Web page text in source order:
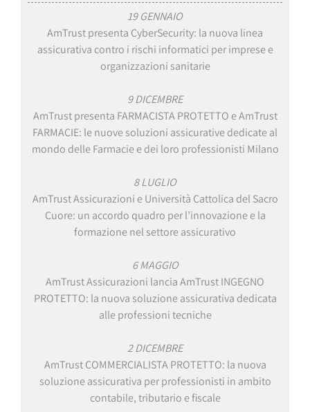
19 GENNAIO
AmTrust presenta CyberSecurity: la nuova linea
assicurativa contro i rischi informatici per imprese e
organizzazioni sanitarie
9 DICEMBRE
AmTrust presenta FARMACISTA PROTETTO e AmTrust
FARMACIE: le nuove soluzioni assicurative dedicate al
mondo delle Farmacie e dei loro professionisti Milano
8 LUGLIO
AmTrust Assicurazioni e Università Cattolica del Sacro
Cuore: un accordo quadro per l’innovazione e la
formazione nel settore assicurativo
6 MAGGIO
AmTrust Assicurazioni lancia AmTrust INGEGNO
PROTETTO: la nuova soluzione assicurativa dedicata
alle professioni tecniche
2 DICEMBRE
AmTrust COMMERCIALISTA PROTETTO: la nuova
soluzione assicurativa per professionisti in ambito
contabile, tributario e fiscale